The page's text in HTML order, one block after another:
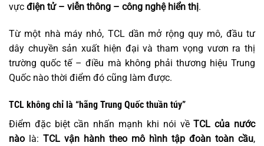
vực điện tử – viễn thông – công nghệ hiển thị.
Từ một nhà máy nhỏ, TCL dần mở rộng quy mô, đầu tư
dây chuyền sản xuất hiện đại và tham vọng vươn ra thị
trường quốc tế – điều mà không phải thương hiệu Trung
Quốc nào thời điểm đó cũng làm được.
TCL không chỉ là “hãng Trung Quốc thuần túy”
Điểm đặc biệt cần nhấn mạnh khi nói vềTCL của nước
nào là: TCL vận hành theo mô hình tập đoàn toàn cầu,